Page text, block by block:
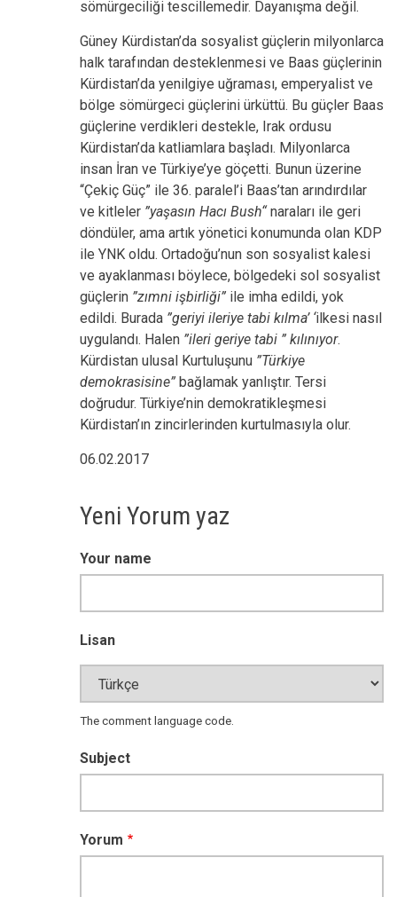
sömürgeciliği tescillemedir. Dayanışma değil.
Güney Kürdistan’da sosyalist güçlerin milyonlarca
halk tarafından desteklenmesi ve Baas güçlerinin
Kürdistan’da yenilgiye uğraması, emperyalist ve
bölge sömürgeci güçlerini ürküttü. Bu güçler Baas
güçlerine verdikleri destekle, Irak ordusu
Kürdistan’da katliamlara başladı. Milyonlarca
insan İran ve Türkiye’ye göçetti. Bunun üzerine
“Çekiç Güç” ile 36. paralel’i Baas’tan arındırdılar
ve kitleler ”yaşasın Hacı Bush“naraları ile geri
döndüler, ama artık yönetici konumunda olan KDP
ile YNK oldu. Ortadoğu’nun son sosyalist kalesi
ve ayaklanması böylece, bölgedeki sol sosyalist
güçlerin ”zımni işbirliği” ile imha edildi, yok
edildi. Burada ”geriyi ileriye tabi kılma’ ‘ilkesi nasıl
uygulandı. Halen ”ileri geriye tabi ” kılınıyor.
Kürdistan ulusal Kurtuluşunu ”Türkiye
demokrasisine” bağlamak yanlıştır. Tersi
doğrudur. Türkiye’nin demokratikleşmesi
Kürdistan’ın zincirlerinden kurtulmasıyla olur.
06.02.2017
Yeni Yorum yaz
Your name
Lisan
The comment language code.
Subject
Yorum